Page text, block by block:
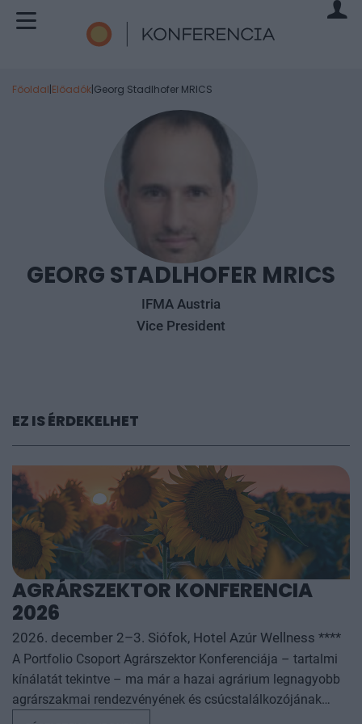
Főoldal|Előadók|Georg Stadlhofer MRICS
GEORG STADLHOFER MRICS
IFMA Austria
Vice President
EZ IS ÉRDEKELHET
AGRÁRSZEKTOR KONFERENCIA
2026
2026. december 2–3. Siófok, Hotel Azúr Wellness ****
A Portfolio Csoport Agrárszektor Konferenciája – tartalmi
kínálatát tekintve – ma már a hazai agrárium legnagyobb
agrárszakmai rendezvényének és csúcstalálkozójának
számít. A konferencia célja, hogy összegezze és elemezze